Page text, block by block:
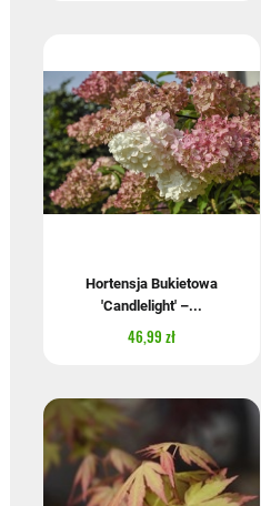
Hortensja Bukietowa
'Candlelight' –...
46,99 zł